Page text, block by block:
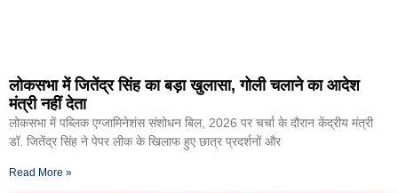
लोकसभा में जितेंद्र सिंह का बड़ा खुलासा, गोली चलाने का आदेश
मंत्री नहीं देता
लोकसभा में पब्लिक एग्जामिनेशंस संशोधन बिल, 2026 पर चर्चा के दौरान केंद्रीय मंत्री
डॉ. जितेंद्र सिंह ने पेपर लीक के खिलाफ हुए छात्र प्रदर्शनों और
Read More »